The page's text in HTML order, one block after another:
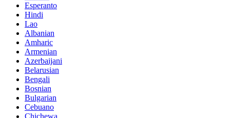
Esperanto
Hindi
Lao
Albanian
Amharic
Armenian
Azerbaijani
Belarusian
Bengali
Bosnian
Bulgarian
Cebuano
Chichewa